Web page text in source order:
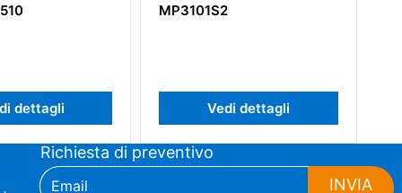
dettagli Vedi dettagli
Richiesta di preventivo
INVIA